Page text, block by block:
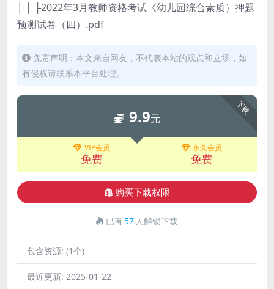
│ │ ├2022年3月教师资格考试《幼儿园综合素质）押题
预测试卷（四）.pdf
免责声明：本文来自网友，不代表本站的观点和立场，如
有侵权请联系本平台处理。
下载
9.9元
VIP会员
免费
永久会员
免费
购买下载权限
已有57 人解锁下载
包含资源: (1个)
最近更新: 2025-01-22